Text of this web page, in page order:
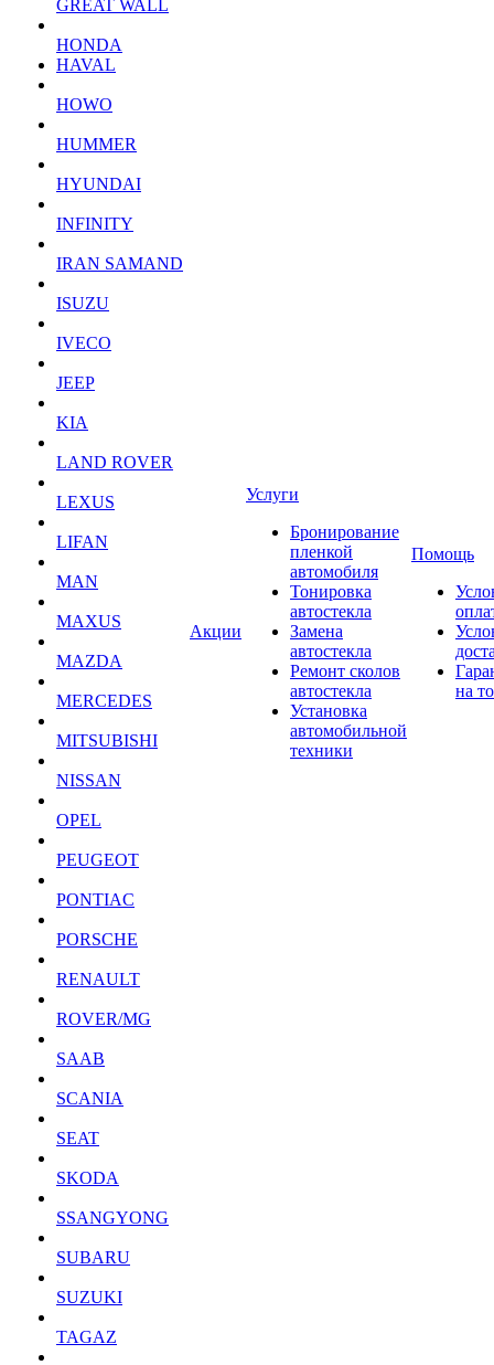
GREAT WALL
HONDA
HAVAL
HOWO
HUMMER
HYUNDAI
INFINITY
IRAN SAMAND
ISUZU
IVECO
JEEP
KIA
LAND ROVER
LEXUS
LIFAN
MAN
MAXUS
MAZDA
MERCEDES
MITSUBISHI
NISSAN
OPEL
PEUGEOT
PONTIAC
PORSCHE
RENAULT
ROVER/MG
SAAB
SCANIA
SEAT
SKODA
SSANGYONG
SUBARU
SUZUKI
TAGAZ
Акции
Услуги
Бронирование
пленкой
автомобиля
Тонировка
автостекла
Замена
автостекла
Ремонт сколов
автостекла
Установка
автомобильной
техники
Помощь
на